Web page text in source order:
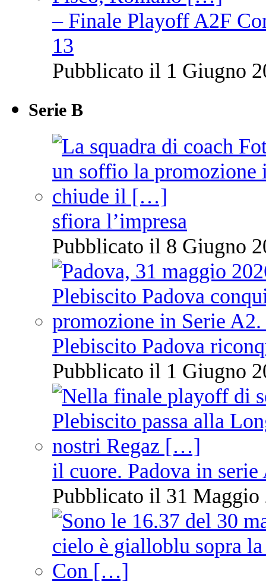
– Finale Playoff A2F
13
Pubblicato il 1 Giugno
Serie B
sfiora l’impresa
Pubblicato il 8 Giugno
Plebiscito Padova
Pubblicato il 1 Giugno
il cuore. Padova in serie
Pubblicato il 31 Maggio